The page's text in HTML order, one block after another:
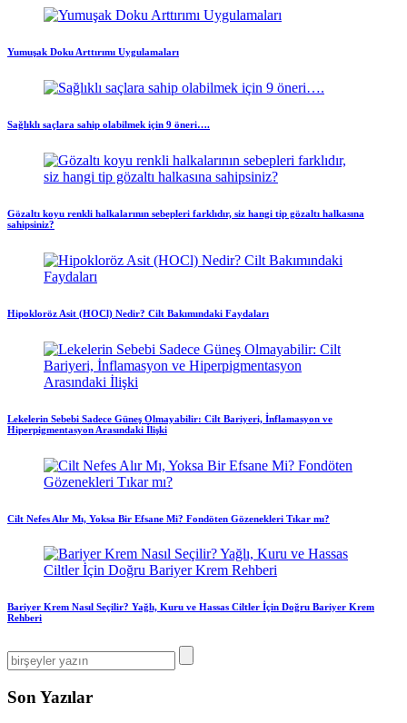
Yumuşak Doku Arttırımı Uygulamaları
Sağlıklı saçlara sahip olabilmek için 9 öneri….
Gözaltı koyu renkli halkalarının sebepleri farklıdır, siz hangi tip gözaltı halkasına
sahipsiniz?
Hipokloröz Asit (HOCl) Nedir? Cilt Bakımındaki Faydaları
Lekelerin Sebebi Sadece Güneş Olmayabilir: Cilt Bariyeri, İnflamasyon ve
Hiperpigmentasyon Arasındaki İlişki
Cilt Nefes Alır Mı, Yoksa Bir Efsane Mi? Fondöten Gözenekleri Tıkar mı?
Bariyer Krem Nasıl Seçilir? Yağlı, Kuru ve Hassas Ciltler İçin Doğru Bariyer Krem
Rehberi
Son Yazılar